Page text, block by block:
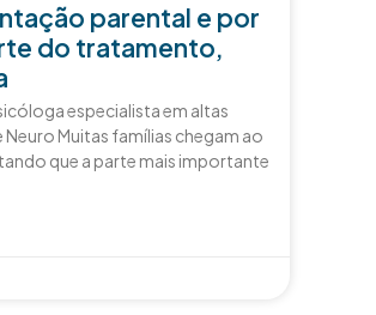
parental e por
do tratamento,
especialista em altas
Neuro Muitas famílias chegam ao
que a parte mais importante